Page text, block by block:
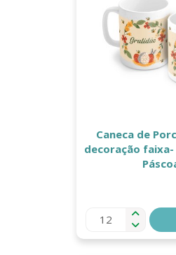
Caneca de
decoração